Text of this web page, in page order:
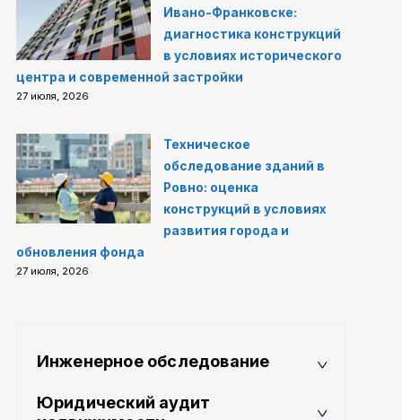
Ивано-Франковске:
диагностика конструкций
в условиях исторического
центра и современной застройки
27 июля, 2026
Техническое
обследование зданий в
Ровно: оценка
конструкций в условиях
развития города и
обновления фонда
27 июля, 2026
Инженерное обследование
Юридический аудит